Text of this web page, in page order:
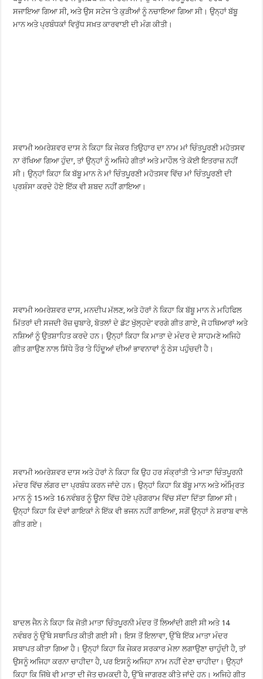
ਸਜਾਇਆ ਗਿਆ ਸੀ, ਅਤੇ ਉਸ ਸਟੇਜ ‘ਤੇ ਕੁੜੀਆਂ ਨੂੰ ਨਚਾਇਆ ਗਿਆ ਸੀ। ਉਨ੍ਹਾਂ ਬੱਬੂ
ਮਾਨ ਅਤੇ ਪ੍ਰਬੰਧਕਾਂ ਵਿਰੁੱਧ ਸਖ਼ਤ ਕਾਰਵਾਈ ਦੀ ਮੰਗ ਕੀਤੀ।
ਸਵਾਮੀ ਅਮਰੇਸ਼ਵਰ ਦਾਸ ਨੇ ਕਿਹਾ ਕਿ ਜੇਕਰ ਤਿਉਹਾਰ ਦਾ ਨਾਮ ਮਾਂ ਚਿੰਤਪੂਰਣੀ ਮਹੋਤਸਵ
ਨਾ ਰੱਖਿਆ ਗਿਆ ਹੁੰਦਾ, ਤਾਂ ਉਨ੍ਹਾਂ ਨੂੰ ਅਜਿਹੇ ਗੀਤਾਂ ਅਤੇ ਮਾਹੌਲ ‘ਤੇ ਕੋਈ ਇਤਰਾਜ਼ ਨਹੀਂ
ਸੀ। ਉਨ੍ਹਾਂ ਕਿਹਾ ਕਿ ਬੱਬੂ ਮਾਨ ਨੇ ਮਾਂ ਚਿੰਤਪੂਰਣੀ ਮਹੋਤਸਵ ਵਿੱਚ ਮਾਂ ਚਿੰਤਪੂਰਣੀ ਦੀ
ਪ੍ਰਸ਼ੰਸਾ ਕਰਦੇ ਹੋਏ ਇੱਕ ਵੀ ਸ਼ਬਦ ਨਹੀਂ ਗਾਇਆ।
ਸਵਾਮੀ ਅਮਰੇਸ਼ਵਰ ਦਾਸ, ਮਨਦੀਪ ਮੱਲਣ, ਅਤੇ ਹੋਰਾਂ ਨੇ ਕਿਹਾ ਕਿ ਬੱਬੂ ਮਾਨ ਨੇ ਮਹਿਫਿਲ
ਮਿੱਤਰਾਂ ਦੀ ਸਜਦੀ ਰੋਜ਼ ਚੁਬਾਰੇ, ਬੋਤਲਾਂ ਦੇ ਡੱਟ ਖੁੱਲ੍ਹਦੇ’ ਵਰਗੇ ਗੀਤ ਗਾਏ, ਜੋ ਹਥਿਆਰਾਂ ਅਤੇ
ਨਸ਼ਿਆਂ ਨੂੰ ਉਤਸ਼ਾਹਿਤ ਕਰਦੇ ਹਨ। ਉਨ੍ਹਾਂ ਕਿਹਾ ਕਿ ਮਾਤਾ ਦੇ ਮੰਦਰ ਦੇ ਸਾਹਮਣੇ ਅਜਿਹੇ
ਗੀਤ ਗਾਉਣ ਨਾਲ ਸਿੱਧੇ ਤੌਰ ‘ਤੇ ਹਿੰਦੂਆਂ ਦੀਆਂ ਭਾਵਨਾਵਾਂ ਨੂੰ ਠੇਸ ਪਹੁੰਚਦੀ ਹੈ।
ਸਵਾਮੀ ਅਮਰੇਸ਼ਵਰ ਦਾਸ ਅਤੇ ਹੋਰਾਂ ਨੇ ਕਿਹਾ ਕਿ ਉਹ ਹਰ ਸੰਕ੍ਰਾਂਤੀ ‘ਤੇ ਮਾਤਾ ਚਿੰਤਪੂਰਨੀ
ਮੰਦਰ ਵਿੱਚ ਲੰਗਰ ਦਾ ਪ੍ਰਬੰਧ ਕਰਨ ਜਾਂਦੇ ਹਨ। ਉਨ੍ਹਾਂ ਕਿਹਾ ਕਿ ਬੱਬੂ ਮਾਨ ਅਤੇ ਅੰਮ੍ਰਿਤ
ਮਾਨ ਨੂੰ 15 ਅਤੇ 16 ਨਵੰਬਰ ਨੂੰ ਊਨਾ ਵਿੱਚ ਹੋਏ ਪ੍ਰੋਗਰਾਮ ਵਿੱਚ ਸੱਦਾ ਦਿੱਤਾ ਗਿਆ ਸੀ।
ਉਨ੍ਹਾਂ ਕਿਹਾ ਕਿ ਦੋਵਾਂ ਗਾਇਕਾਂ ਨੇ ਇੱਕ ਵੀ ਭਜਨ ਨਹੀਂ ਗਾਇਆ, ਸਗੋਂ ਉਨ੍ਹਾਂ ਨੇ ਸ਼ਰਾਬ ਵਾਲੇ
ਗੀਤ ਗਏ।
ਬਾਦਲ ਜੈਨ ਨੇ ਕਿਹਾ ਕਿ ਜੋਤੀ ਮਾਤਾ ਚਿੰਤਪੂਰਨੀ ਮੰਦਰ ਤੋਂ ਲਿਆਂਦੀ ਗਈ ਸੀ ਅਤੇ 14
ਨਵੰਬਰ ਨੂੰ ਉੱਥੇ ਸਥਾਪਿਤ ਕੀਤੀ ਗਈ ਸੀ। ਇਸ ਤੋਂ ਇਲਾਵਾ, ਉੱਥੇ ਇੱਕ ਮਾਤਾ ਮੰਦਰ
ਸਥਾਪਤ ਕੀਤਾ ਗਿਆ ਹੈ। ਉਨ੍ਹਾਂ ਕਿਹਾ ਕਿ ਜੇਕਰ ਸਰਕਾਰ ਮੇਲਾ ਲਗਾਉਣਾ ਚਾਹੁੰਦੀ ਹੈ, ਤਾਂ
ਉਸਨੂੰ ਅਜਿਹਾ ਕਰਨਾ ਚਾਹੀਦਾ ਹੈ, ਪਰ ਇਸਨੂੰ ਅਜਿਹਾ ਨਾਮ ਨਹੀਂ ਦੇਣਾ ਚਾਹੀਦਾ। ਉਨ੍ਹਾਂ
ਕਿਹਾ ਕਿ ਜਿੱਥੇ ਵੀ ਮਾਤਾ ਦੀ ਜੋਤ ਚਮਕਦੀ ਹੈ, ਉੱਥੇ ਜਾਗਰਣ ਕੀਤੇ ਜਾਂਦੇ ਹਨ। ਅਜਿਹੇ ਗੀਤ